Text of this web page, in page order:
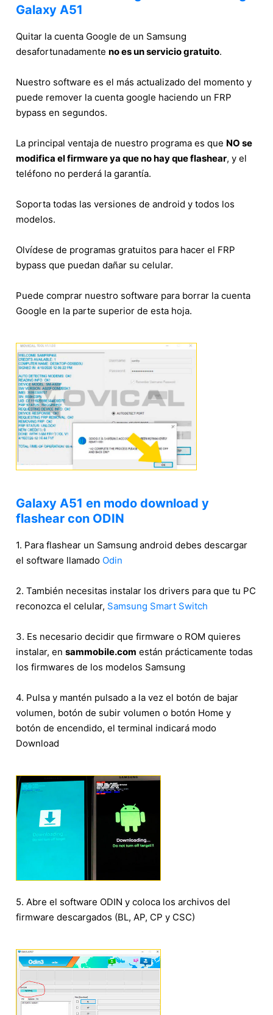
Galaxy A51
Quitar la cuenta Google de un Samsung
desafortunadamente no es un servicio gratuito.
Nuestro software es el más actualizado del momento y
puede remover la cuenta google haciendo un FRP
bypass en segundos.
La principal ventaja de nuestro programa es que NO se
modifica el firmware ya que no hay que flashear, y el
teléfono no perderá la garantía.
Soporta todas las versiones de android y todos los
modelos.
Olvídese de programas gratuitos para hacer el FRP
bypass que puedan dañar su celular.
Puede comprar nuestro software para borrar la cuenta
Google en la parte superior de esta hoja.
Galaxy A51 en modo download y
flashear con ODIN
1. Para flashear un Samsung android debes descargar
el software llamado Odin
2. También necesitas instalar los drivers para que tu PC
reconozca el celular, Samsung Smart Switch
3. Es necesario decidir que firmware o ROM quieres
instalar, en sammobile.com están prácticamente todas
los firmwares de los modelos Samsung
4. Pulsa y mantén pulsado a la vez el botón de bajar
volumen, botón de subir volumen o botón Home y
botón de encendido, el terminal indicará modo
Download
5. Abre el software ODIN y coloca los archivos del
firmware descargados (BL, AP, CP y CSC)